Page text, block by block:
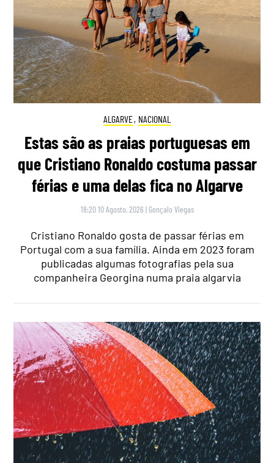
ALGARVE, NACIONAL
Estas são as praias portuguesas em
que Cristiano Ronaldo costuma passar
férias e uma delas fica no Algarve
18:20 10 Agosto, 2026 | Gonçalo Viegas
Cristiano Ronaldo gosta de passar férias em
Portugal com a sua família. Ainda em 2023 foram
publicadas algumas fotografias pela sua
companheira Georgina numa praia algarvia